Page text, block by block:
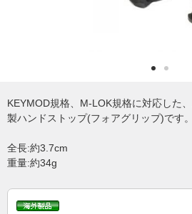
KEYMOD規格、M-LOK規格に対応した
製ハンドストップ(フォアグリップ)です。
全長:約3.7cm
重量:約34g